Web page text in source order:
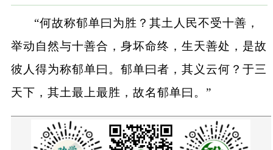
“何故称郁单曰为胜？其土人民不受十善，
举动自然与十善合，身坏命终，生天善处，是故
彼人得为称郁单曰。郁单曰者，其义云何？于三
天下，其土最上最胜，故名郁单曰。”